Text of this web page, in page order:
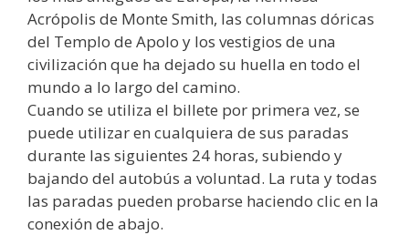
Acrópolis de Monte Smith, las columnas dóricas
del Templo de Apolo y los vestigios de una
civilización que ha dejado su huella en todo el
mundo a lo largo del camino.
Cuando se utiliza el billete por primera vez, se
puede utilizar en cualquiera de sus paradas
durante las siguientes 24 horas, subiendo y
bajando del autobús a voluntad. La ruta y todas
las paradas pueden probarse haciendo clic en la
conexión de abajo.